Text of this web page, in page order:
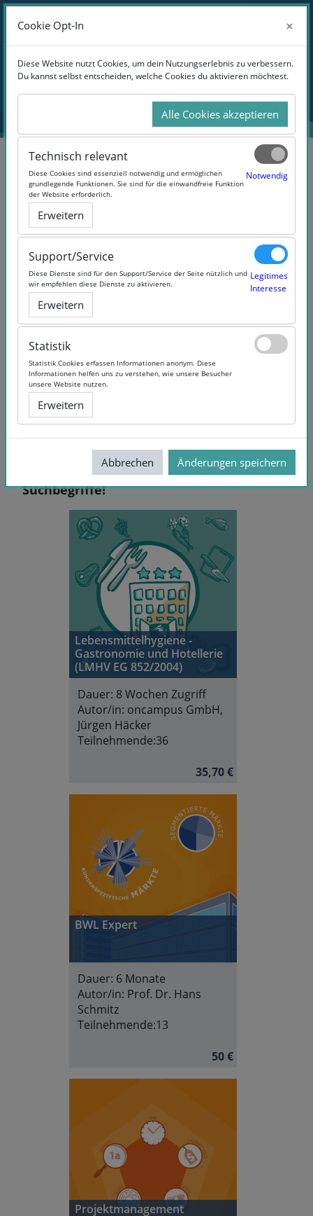
Zum Hauptinhalt
Website-Übersicht
Anmelden
Blöcke
Übersichtaller Kurse
Blöcke
Keine Treffer - Versuchen Sie andere
Suchbegriffe!
Lebensmittelhygiene -
Gastronomie und Hotellerie
(LMHV EG 852/2004)
Dauer: 8 Wochen Zugriff
Autor/in: oncampus GmbH,
Jürgen Häcker
Teilnehmende:36
35,70 €
BWL Expert
Dauer: 6 Monate
Autor/in: Prof. Dr. Hans
Schmitz
Teilnehmende:13
50 €
Projektmanagement
Cookie Opt-In ×
Diese Website nutzt Cookies, um dein Nutzungserlebnis zu verbessern.
Du kannst selbst entscheiden, welche Cookies du aktivieren möchtest.
Alle Cookies akzeptieren
Technisch relevant
Diese Cookies sind essenziell notwendig und ermöglichen
grundlegende Funktionen. Sie sind für die einwandfreie Funktion
der Website erforderlich.
Notwendig
Erweitern
Support/Service
Diese Dienste sind für den Support/Service der Seite nützlich und
wir empfehlen diese Dienste zu aktivieren.
Legitimes
Interesse
Erweitern
Statistik
Statistik Cookies erfassen Informationen anonym. Diese
Informationen helfen uns zu verstehen, wie unsere Besucher
unsere Website nutzen.
Erweitern
Abbrechen Änderungen speichern
Cookie Opt-In ×
Diese Website nutzt Cookies, um dein Nutzungserlebnis zu verbessern.
Du kannst selbst entscheiden, welche Cookies du aktivieren möchtest.
Alle Cookies akzeptieren
Technisch relevant
Diese Cookies sind essenziell notwendig und ermöglichen
grundlegende Funktionen. Sie sind für die einwandfreie Funktion
der Website erforderlich.
Notwendig
Erweitern
Support/Service
Diese Dienste sind für den Support/Service der Seite nützlich und
wir empfehlen diese Dienste zu aktivieren.
Legitimes
Interesse
Erweitern
Statistik
Statistik Cookies erfassen Informationen anonym. Diese
Informationen helfen uns zu verstehen, wie unsere Besucher
unsere Website nutzen.
Erweitern
Abbrechen Änderungen speichern